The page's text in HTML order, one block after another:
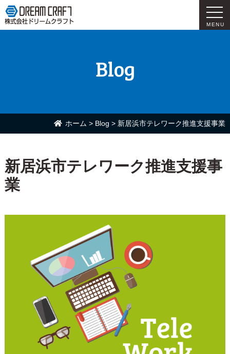
MENU
Blog
ホーム > Blog > 新居浜市テレワーク推進支援事業
新居浜市テレワーク推進支援事
業